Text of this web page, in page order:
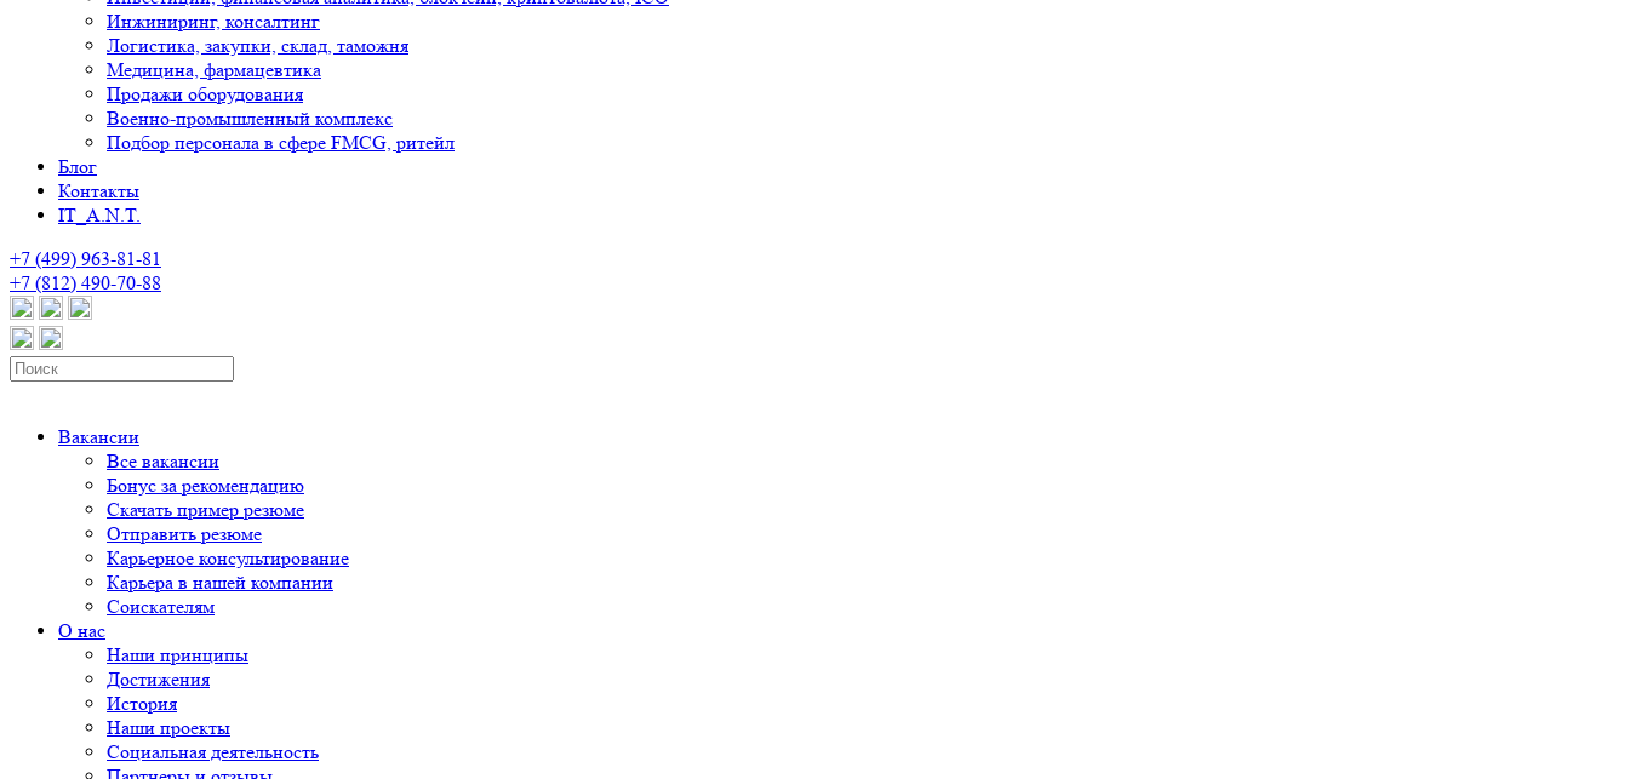
Инжиниринг, консалтинг
Логистика, закупки, склад, таможня
Медицина, фармацевтика
Продажи оборудования
Военно-промышленный комплекс
Подбор персонала в сфере FMCG, ритейл
Блог
Контакты
IT_A.N.T.
+7 (499) 963-81-81
+7 (812) 490-70-88
Вакансии
Все вакансии
Бонус за рекомендацию
Скачать пример резюме
Отправить резюме
Карьерное консультирование
Карьера в нашей компании
Соискателям
О нас
Наши принципы
Достижения
История
Наши проекты
Социальная деятельность